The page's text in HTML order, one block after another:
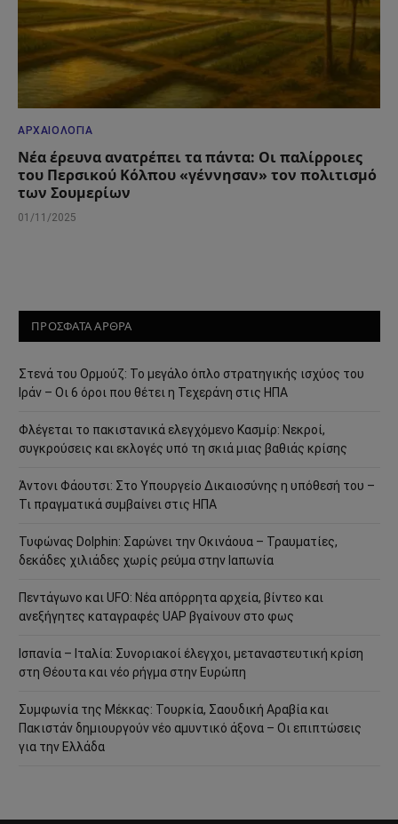
ΑΡΧΑΙΟΛΟΓΊΑ
Νέα έρευνα ανατρέπει τα πάντα: Οι παλίρροιες
του Περσικού Κόλπου «γέννησαν» τον πολιτισμό
των Σουμερίων
01/11/2025
ΠΡΟΣΦΑΤΑ ΑΡΘΡΑ
Στενά του Ορμούζ: Το μεγάλο όπλο στρατηγικής ισχύος του
Ιράν – Οι 6 όροι που θέτει η Τεχεράνη στις ΗΠΑ
Φλέγεται το πακιστανικά ελεγχόμενο Κασμίρ: Νεκροί,
συγκρούσεις και εκλογές υπό τη σκιά μιας βαθιάς κρίσης
Άντονι Φάουτσι: Στο Υπουργείο Δικαιοσύνης η υπόθεσή του –
Τι πραγματικά συμβαίνει στις ΗΠΑ
Τυφώνας Dolphin: Σαρώνει την Οκινάουα – Τραυματίες,
δεκάδες χιλιάδες χωρίς ρεύμα στην Ιαπωνία
Πεντάγωνο και UFO: Νέα απόρρητα αρχεία, βίντεο και
ανεξήγητες καταγραφές UAP βγαίνουν στο φως
Ισπανία – Ιταλία: Συνοριακοί έλεγχοι, μεταναστευτική κρίση
στη Θέουτα και νέο ρήγμα στην Ευρώπη
Συμφωνία της Μέκκας: Τουρκία, Σαουδική Αραβία και
Πακιστάν δημιουργούν νέο αμυντικό άξονα – Οι επιπτώσεις
για την Ελλάδα